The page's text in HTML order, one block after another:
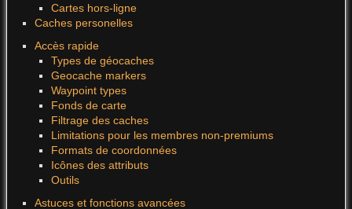
Cartes hors-ligne
Caches personelles
Accès rapide
Types de géocaches
Geocache markers
Waypoint types
Fonds de carte
Filtrage des caches
Limitations pour les membres non-premiums
Formats de coordonnées
Icônes des attributs
Outils
Astuces et fonctions avancées